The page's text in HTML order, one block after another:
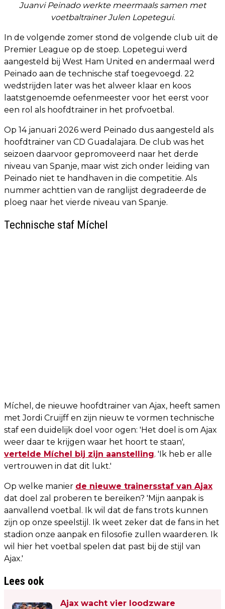
Juanvi Peinado werkte meermaals samen met
voetbaltrainer Julen Lopetegui.
In de volgende zomer stond de volgende club uit de
Premier League op de stoep. Lopetegui werd
aangesteld bij West Ham United en andermaal werd
Peinado aan de technische staf toegevoegd. 22
wedstrijden later was het alweer klaar en koos
laatstgenoemde oefenmeester voor het eerst voor
een rol als hoofdtrainer in het profvoetbal.
Op 14 januari 2026 werd Peinado dus aangesteld als
hoofdtrainer van CD Guadalajara. De club was het
seizoen daarvoor gepromoveerd naar het derde
niveau van Spanje, maar wist zich onder leiding van
Peinado niet te handhaven in die competitie. Als
nummer achttien van de ranglijst degradeerde de
ploeg naar het vierde niveau van Spanje.
Technische staf Míchel
Míchel, de nieuwe hoofdtrainer van Ajax, heeft samen
met Jordi Cruijff en zijn nieuw te vormen technische
staf een duidelijk doel voor ogen: 'Het doel is om Ajax
weer daar te krijgen waar het hoort te staan',
vertelde Míchel bij zijn aanstelling. 'Ik heb er alle
vertrouwen in dat dit lukt.'
Op welke manier de nieuwe trainersstaf van Ajax
dat doel zal proberen te bereiken? 'Mijn aanpak is
aanvallend voetbal. Ik wil dat de fans trots kunnen
zijn op onze speelstijl. Ik weet zeker dat de fans in het
stadion onze aanpak en filosofie zullen waarderen. Ik
wil hier het voetbal spelen dat past bij de stijl van
Ajax.'
Lees ook
Ajax wacht vier loodzware